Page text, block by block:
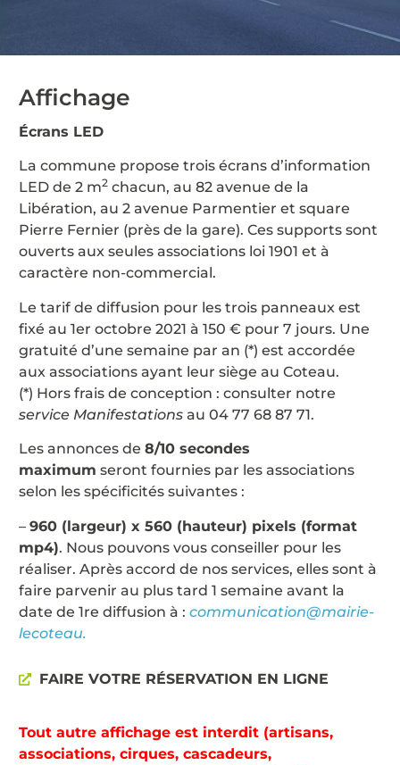
Affichage
Écrans LED
La commune propose trois écrans d’information
LED de 2 m2 chacun, au 82 avenue de la
Libération, au 2 avenue Parmentier et square
Pierre Fernier (près de la gare). Ces supports sont
ouverts aux seules associations loi 1901 et à
caractère non-commercial.
Le tarif de diffusion pour les trois panneaux est
fixé au 1er octobre 2021 à 150 € pour 7 jours. Une
gratuité d’une semaine par an (*) est accordée
aux associations ayant leur siège au Coteau.
(*) Hors frais de conception : consulter notre
service Manifestations au 04 77 68 87 71.
Les annonces de 8/10 secondes
maximum seront fournies par les associations
selon les spécificités suivantes :
– 960 (largeur) x 560 (hauteur) pixels (format
mp4). Nous pouvons vous conseiller pour les
réaliser. Après accord de nos services, elles sont à
faire parvenir au plus tard 1 semaine avant la
date de 1re diffusion à : communication@mairie-
lecoteau.
FAIRE VOTRE RÉSERVATION EN LIGNE
Tout autre affichage est interdit (artisans,
associations, cirques, cascadeurs,